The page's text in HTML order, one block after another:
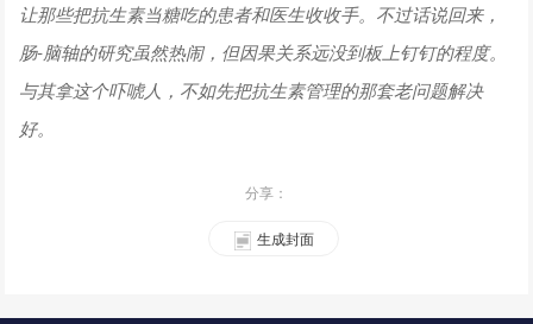
让那些把抗生素当糖吃的患者和医生收收手。不过话说回来，
肠-脑轴的研究虽然热闹，但因果关系远没到板上钉钉的程度。
与其拿这个吓唬人，不如先把抗生素管理的那套老问题解决
好。
分享：
生成封面